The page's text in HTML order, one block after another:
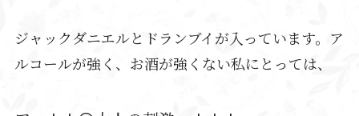
ジャックダニエルとドランブイが入っています。ア
ルコールが強く、お酒が強くない私にとっては、